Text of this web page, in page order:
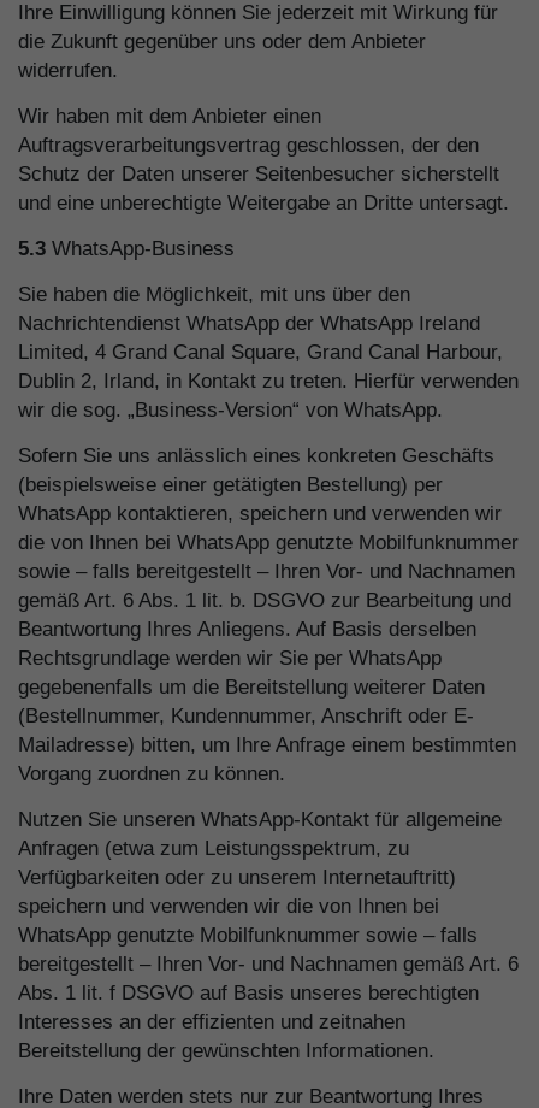
Ihre Einwilligung können Sie jederzeit mit Wirkung für
die Zukunft gegenüber uns oder dem Anbieter
widerrufen.
Wir haben mit dem Anbieter einen
Auftragsverarbeitungsvertrag geschlossen, der den
Schutz der Daten unserer Seitenbesucher sicherstellt
und eine unberechtigte Weitergabe an Dritte untersagt.
5.3 WhatsApp-Business
Sie haben die Möglichkeit, mit uns über den
Nachrichtendienst WhatsApp der WhatsApp Ireland
Limited, 4 Grand Canal Square, Grand Canal Harbour,
Dublin 2, Irland, in Kontakt zu treten. Hierfür verwenden
wir die sog. „Business-Version“ von WhatsApp.
Sofern Sie uns anlässlich eines konkreten Geschäfts
(beispielsweise einer getätigten Bestellung) per
WhatsApp kontaktieren, speichern und verwenden wir
die von Ihnen bei WhatsApp genutzte Mobilfunknummer
sowie – falls bereitgestellt – Ihren Vor- und Nachnamen
gemäß Art. 6 Abs. 1 lit. b. DSGVO zur Bearbeitung und
Beantwortung Ihres Anliegens. Auf Basis derselben
Rechtsgrundlage werden wir Sie per WhatsApp
gegebenenfalls um die Bereitstellung weiterer Daten
(Bestellnummer, Kundennummer, Anschrift oder E-
Mailadresse) bitten, um Ihre Anfrage einem bestimmten
Vorgang zuordnen zu können.
Nutzen Sie unseren WhatsApp-Kontakt für allgemeine
Anfragen (etwa zum Leistungsspektrum, zu
Verfügbarkeiten oder zu unserem Internetauftritt)
speichern und verwenden wir die von Ihnen bei
WhatsApp genutzte Mobilfunknummer sowie – falls
bereitgestellt – Ihren Vor- und Nachnamen gemäß Art. 6
Abs. 1 lit. f DSGVO auf Basis unseres berechtigten
Interesses an der effizienten und zeitnahen
Bereitstellung der gewünschten Informationen.
Ihre Daten werden stets nur zur Beantwortung Ihres